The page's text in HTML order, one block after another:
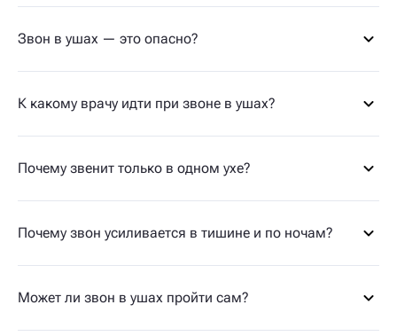
Звон в ушах — это опасно?
К какому врачу идти при звоне в ушах?
Почему звенит только в одном ухе?
Почему звон усиливается в тишине и по ночам?
Может ли звон в ушах пройти сам?